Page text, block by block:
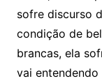
sofre discurso
condição de
brancas, ela
vai